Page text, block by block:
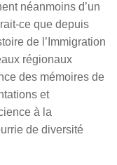
néanmoins d’un
ce que depuis
de l’Immigration
régionaux
des mémoires de
et
à la
de diversité